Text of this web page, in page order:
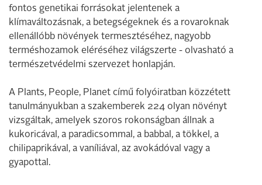
fontos genetikai forrásokat jelentenek a
klímaváltozásnak, a betegségeknek és a rovaroknak
ellenállóbb növények termesztéséhez, nagyobb
terméshozamok eléréséhez világszerte - olvasható a
természetvédelmi szervezet honlapján.
A Plants, People, Planet című folyóiratban közzétett
tanulmányukban a szakemberek 224 olyan növényt
vizsgáltak, amelyek szoros rokonságban állnak a
kukoricával, a paradicsommal, a babbal, a tökkel, a
chilipaprikával, a vaníliával, az avokádóval vagy a
gyapottal.